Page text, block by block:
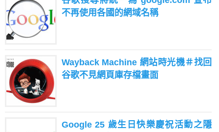
不再使用各國的網域名稱
Wayback Machine 網站時光機＃找回
谷歌不見網頁庫存檔畫面
Google 25 歲生日快樂慶祝活動之隱